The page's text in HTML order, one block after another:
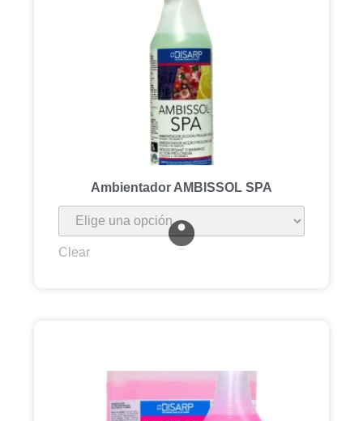
Ambientador AMBISSOL SPA
Clear